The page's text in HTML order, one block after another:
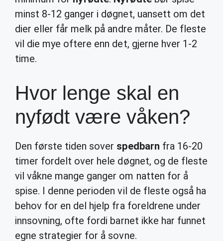
minst 8-12 ganger i døgnet, uansett om det
dier eller får melk på andre måter. De fleste
vil die mye oftere enn det, gjerne hver 1-2
time.
Hvor lenge skal en
nyfødt være våken?
Den første tiden sover spedbarn fra 16-20
timer fordelt over hele døgnet, og de fleste
vil våkne mange ganger om natten for å
spise. I denne perioden vil de fleste også ha
behov for en del hjelp fra foreldrene under
innsovning, ofte fordi barnet ikke har funnet
egne strategier for å sovne.